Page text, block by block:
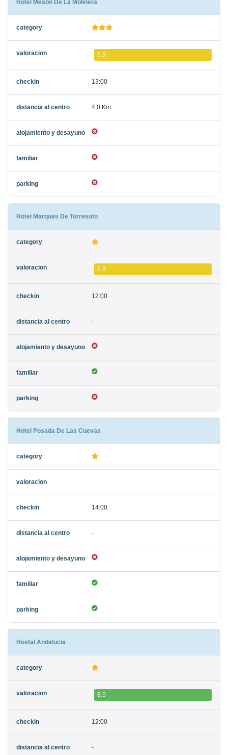
Hotel Mesón De La Molinera
6.9
13:00
4,0 Km
Hotel Marques De Torresoto
5.9
12:00
-
Hotel Posada De Las Cuevas
14:00
-
Hostal Andalucia
8.5
12:00
-